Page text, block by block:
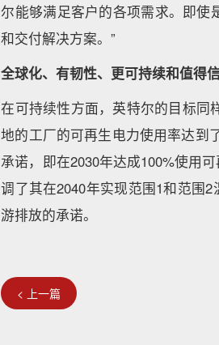
尔能够满足客户的各项需求。即使
和交付解决方案。”
全球化、有韧性、更可持续和值得
在可持续性方面，英特尔的目标同
地的工厂的可再生电力使用率达到
承诺，即在2030年达成100%使用
调了其在2040年实现范围1和范围
游排放的承诺。
< 上一篇